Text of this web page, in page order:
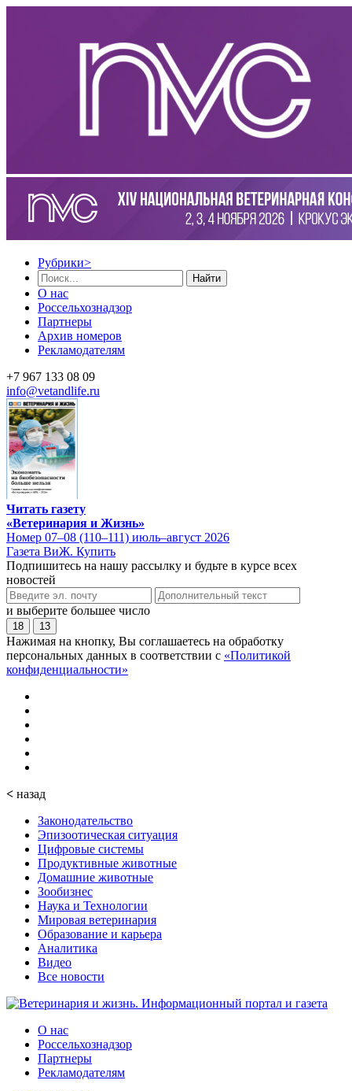
Рубрики>
Найти
О нас
Россельхознадзор
Партнеры
Архив номеров
Рекламодателям
+7 967 133 08 09
info@vetandlife.ru
Читать газету
«Ветеринария и Жизнь»
Номер 07–08 (110–111) июль–август 2026
Газета ВиЖ. Купить
Подпишитесь на нашу рассылку и будьте в курсе всех
новостей
и выберите большее число
18 13
Нажимая на кнопку, Вы соглашаетесь на обработку
персональных данных в соответствии с «Политикой
конфиденциальности»
< назад
Законодательство
Эпизоотическая ситуация
Цифровые системы
Продуктивные животные
Домашние животные
Зообизнес
Наука и Технологии
Мировая ветеринария
Образование и карьера
Аналитика
Видео
Все новости
О нас
Россельхознадзор
Партнеры
Рекламодателям